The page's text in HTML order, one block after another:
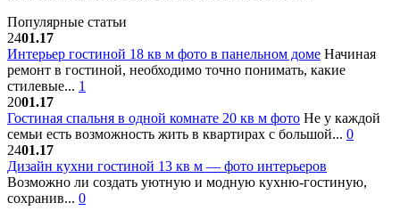
Популярные статьи
2401.17
Интерьер гостиной 18 кв м фото в панельном доме Начиная
ремонт в гостиной, необходимо точно понимать, какие
стилевые... 1
2001.17
Гостиная спальня в одной комнате 20 кв м фото Не у каждой
семьи есть возможность жить в квартирах с большой... 0
2401.17
Дизайн кухни гостиной 13 кв м — фото интерьеров
Возможно ли создать уютную и модную кухню-гостиную,
сохранив... 0